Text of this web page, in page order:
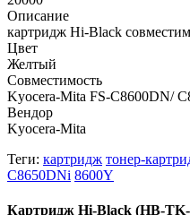
Описание
картридж Hi-Black
Цвет
Желтый
Совместимость
Kyocera-Mita FS-C8600DN/
Вендор
Kyocera-Mita
Теги: картридж тонер-
C8650DNi 8600Y
Картридж Hi-Black (HB-